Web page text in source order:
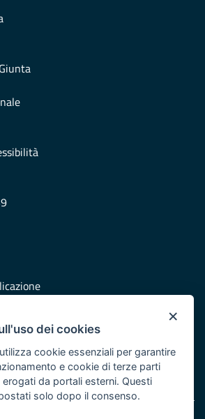
Civile Puglia
risorse del POR Puglia 2014/2020 -
×
dei cookies
cookie essenziali per garantire
e cookie di terze parti
da portali esterni. Questi
solo dopo il consenso.